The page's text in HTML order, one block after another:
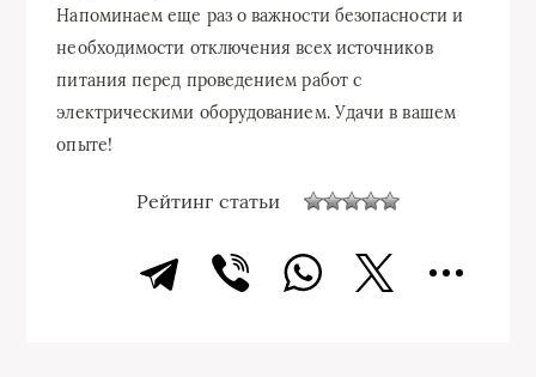
Напоминаем еще раз о важности безопасности и
необходимости отключения всех источников
питания перед проведением работ с
электрическими оборудованием. Удачи в вашем
опыте!
Рейтинг статьи